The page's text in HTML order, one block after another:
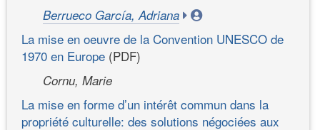
Berrueco García, Adriana
La mise en oeuvre de la Convention UNESCO de
1970 en Europe (PDF)
Cornu, Marie
La mise en forme d’un intérêt commun dans la
propriété culturelle: des solutions négociées aux